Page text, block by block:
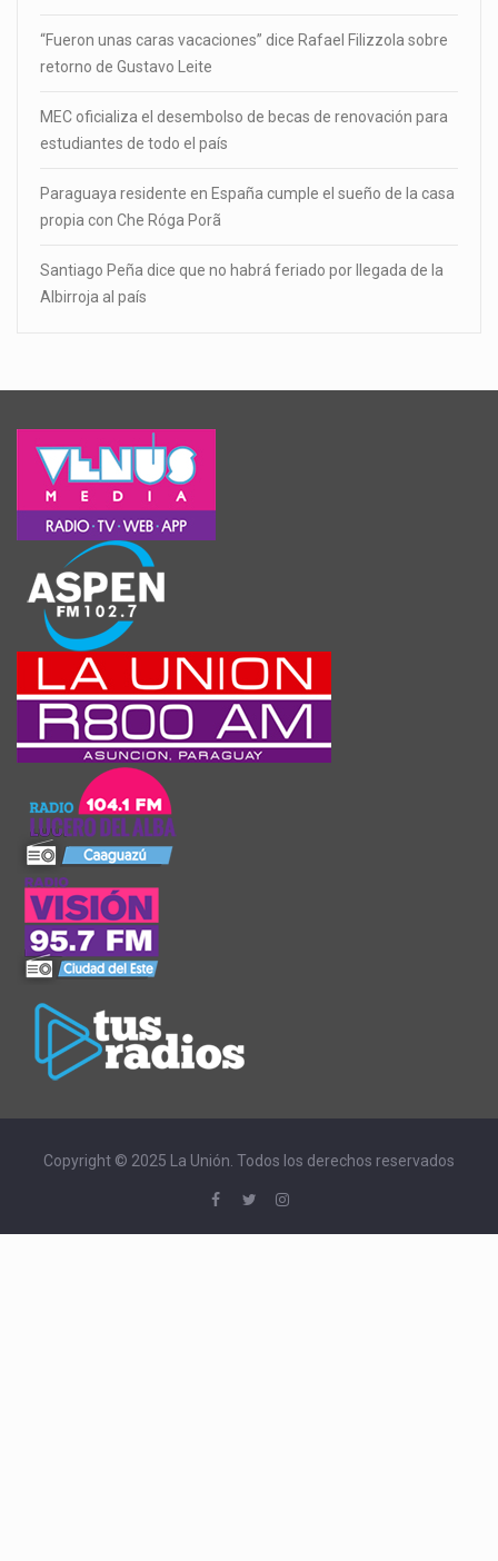
“Fueron unas caras vacaciones” dice Rafael Filizzola sobre
retorno de Gustavo Leite
MEC oficializa el desembolso de becas de renovación para
estudiantes de todo el país
Paraguaya residente en España cumple el sueño de la casa
propia con Che Róga Porã
Santiago Peña dice que no habrá feriado por llegada de la
Albirroja al país
Copyright © 2025 La Unión. Todos los derechos reservados